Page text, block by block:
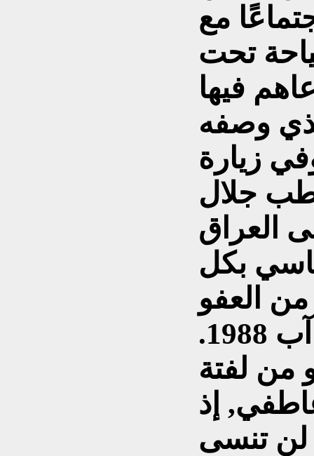
مع
تحت
فيها
وصفه
زيارة
جلال
العراق
بكل
العفو
العام الذي صدر في آب 1988.
من لفتة
إذ
لن تنسى